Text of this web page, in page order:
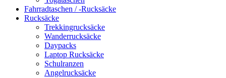
Fahrradtaschen / -Rucksäcke
Rucksäcke
Trekkingrucksäcke
Wanderrucksäcke
Daypacks
Laptop Rucksäcke
Schulranzen
Angelrucksäcke